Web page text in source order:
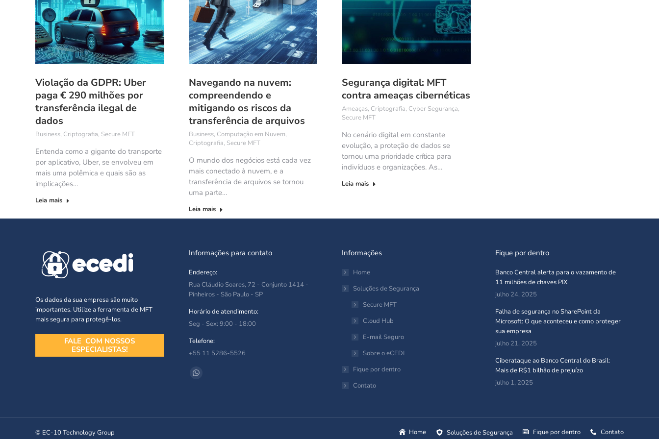
Violação da GDPR: Uber
paga € 290 milhões por
transferência ilegal de
dados
Business, Criptografia, Secure MFT
Entenda como a gigante do transporte
por aplicativo, Uber, se envolveu em
mais uma polêmica e quais são as
implicações…
Leia mais
Navegando na nuvem:
compreendendo e
mitigando os riscos da
transferência de arquivos
Business, Computação em Nuvem,
Criptografia, Secure MFT
O mundo dos negócios está cada vez
mais conectado à nuvem, e a
transferência de arquivos se tornou
uma parte…
Leia mais
Segurança digital: MFT
contra ameaças cibernéticas
Ameaças, Criptografia, Cyber Segurança,
Secure MFT
No cenário digital em constante
evolução, a proteção de dados se
tornou uma prioridade crítica para
indivíduos e organizações. As…
Leia mais
Os dados da sua empresa são muito
importantes. Utilize a ferramenta de MFT
mais segura para protegê-los.
FALE COM NOSSOS
ESPECIALISTAS!
Informações para contato
Endereço:
Rua Cláudio Soares, 72 - Conjunto 1414 -
Pinheiros - São Paulo - SP
Horário de atendimento:
Seg - Sex: 9:00 - 18:00
Telefone:
+55 11 5286-5526
Encontre-nos em:
Whatsapp
in
Informações
Home
Soluções de Segurança
Secure MFT
Cloud Hub
E-mail Seguro
Sobre o eCEDI
Fique por dentro
Contato
Fique por dentro
Banco Central alerta para o vazamento de
11 milhões de chaves PIX
julho 24, 2025
Falha de segurança no SharePoint da
Microsoft: O que aconteceu e como proteger
sua empresa
julho 21, 2025
Ciberataque ao Banco Central do Brasil:
Mais de R$1 bilhão de prejuízo
julho 1, 2025
© EC-10 Technology Group Home Soluções de Segurança Fique por dentro Contato